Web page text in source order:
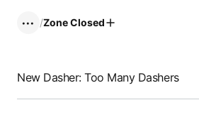
••• /Zone Closed
New Dasher: Too Many Dashers